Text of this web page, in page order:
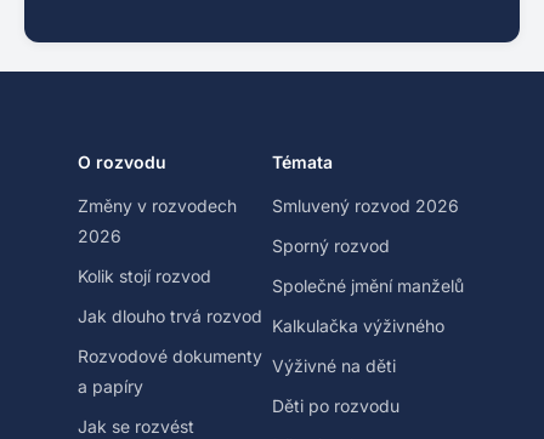
O rozvodu
Změny v rozvodech
2026
Kolik stojí rozvod
Jak dlouho trvá rozvod
Rozvodové dokumenty
a papíry
Jak se rozvést
Témata
Smluvený rozvod 2026
Sporný rozvod
Společné jmění manželů
Kalkulačka výživného
Výživné na děti
Děti po rozvodu